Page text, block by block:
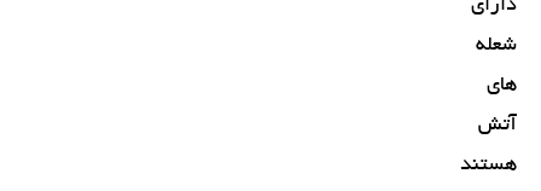
دارای
شعله
های
آتش
هستند